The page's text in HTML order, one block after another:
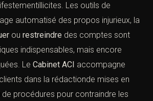
Les outils de
automatisé des propos injurieux, la
ou restreindre des comptes sont
indispensables, mais encore
Le Cabinet ACI accompagne
dans la rédactionde mises en
de procédures pour contraindre les